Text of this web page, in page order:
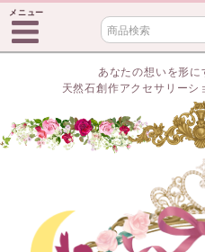
メニュー
あなたの想いを形に
天然石創作アクセサリー